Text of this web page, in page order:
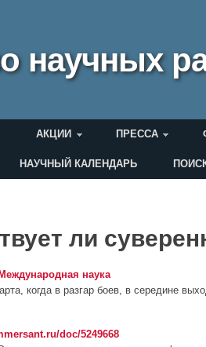
научных
АКЦИИ ПРЕССА
НАУЧНЫЙ КАЛЕНДАРЬ
ли
Международная наука
когда в разгар боев, в середине
doc/5249668